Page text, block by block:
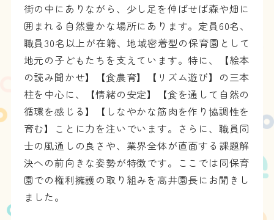
街の中にありながら、少し足を伸ばせば森や畑に
囲まれる自然豊かな場所にあります。定員60名、
職員30名以上が在籍、地域密着型の保育園として
地元の子どもたちを支えています。特に、【絵本
の読み聞かせ】【食農育】【リズム遊び】の三本
柱を中心に、【情緒の安定】【食を通して自然の
循環を感じる】【しなやかな筋肉を作り協調性を
育む】ことに力を注いでいます。さらに、職員同
士の風通しの良さや、業界全体が直面する課題解
決への前向きな姿勢が特徴です。ここでは同保育
園での権利擁護の取り組みを高井園長にお聞きし
ました。